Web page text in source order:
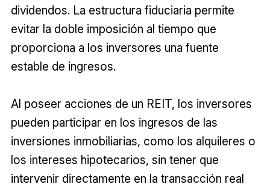
dividendos. La estructura fiduciaria permite
evitar la doble imposición al tiempo que
proporciona a los inversores una fuente
estable de ingresos.
Al poseer acciones de un REIT, los inversores
pueden participar en los ingresos de las
inversiones inmobiliarias, como los alquileres o
los intereses hipotecarios, sin tener que
intervenir directamente en la transacción real